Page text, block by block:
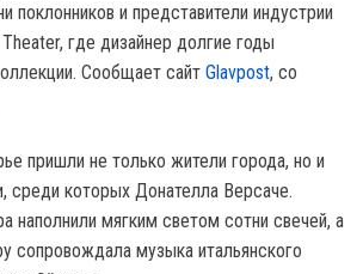
поклонников и представители индустрии
где дизайнер долгие годы
Сообщает сайт Glavpost, со
пришли не только жители города, но и
среди которых Донателла Версаче.
наполнили мягким светом сотни свечей, а
сопровождала музыка итальянского